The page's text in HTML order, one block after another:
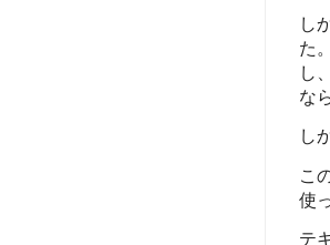
し
た
し
な
し
こ
使
テ